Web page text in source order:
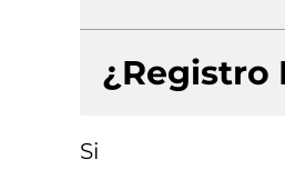
¿Registro
Si